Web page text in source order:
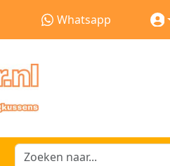
Whatsapp